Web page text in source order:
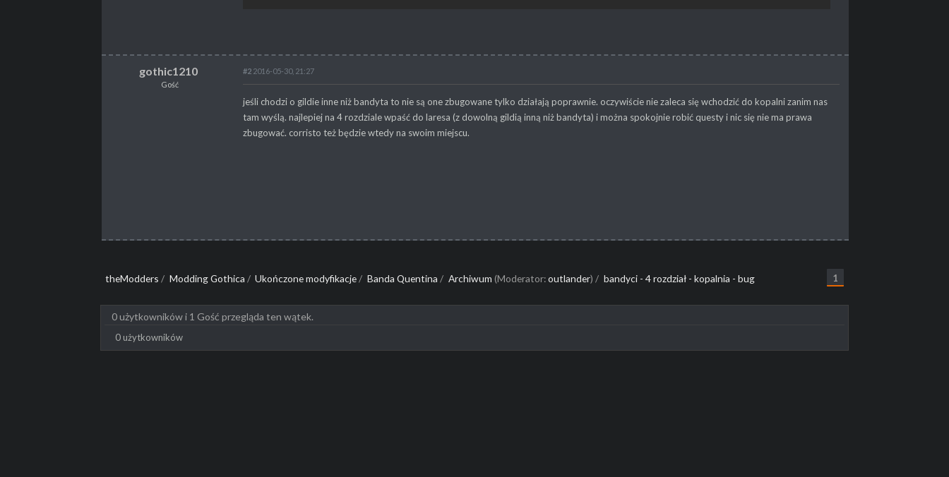
gothic1210
Gość
#2 2016-05-30, 21:27
jeśli chodzi o gildie inne niż bandyta to nie są one zbugowane tylko działają poprawnie. oczywiście nie zaleca się wchodzić do kopalni zanim nas
tam wyślą. najlepiej na 4 rozdziale wpaść do laresa (z dowolną gildią inną niż bandyta) i można spokojnie robić questy i nic się nie ma prawa
zbugować. corristo też będzie wtedy na swoim miejscu.
theModders / Modding Gothica / Ukończone modyfikacje/ Banda Quentina / Archiwum (Moderator:outlander) / bandyci - 4 rozdział - kopalnia - bug 1
0 użytkowników i 1 Gość przegląda ten wątek.
0 użytkowników